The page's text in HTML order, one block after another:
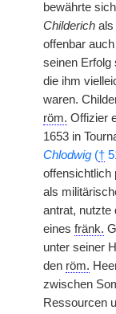
bewährte
Childerich als
offenbar
seinen Erfolg
die ihm
waren.
röm. Offizier
1653 in
Chlodwig (†
offensichtlich
als
antrat, nutzte
eines fränk.
unter seiner
den röm.
zwischen
Ressourcen